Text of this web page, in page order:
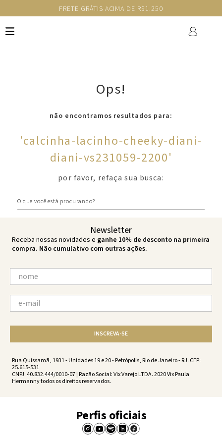
FRETE GRÁTIS ACIMA DE R$1.250
Ops!
não encontramos resultados para:
'calcinha-lacinho-cheeky-diani-
diani-vs231059-2200'
por favor, refaça sua busca:
Newsletter
Receba nossas novidades e ganhe 10% de desconto na primeira
compra. Não cumulativo com outras ações.
INSCREVA-SE
Rua Quissamã, 1931 - Unidades 19 e 20 - Petrópolis, Rio de Janeiro - RJ. CEP:
25.615-531
CNPJ: 40.832.444/0010-07 | Razão Social: Vix Varejo LTDA. 2020 Vix Paula
Hermanny todos os direitos reservados.
Perfis oficiais